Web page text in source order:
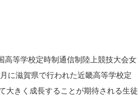
高等学校定時制通信制陸上競技大会女
に滋賀県で行われた近畿高等学校定
大きく成長することが期待される生徒